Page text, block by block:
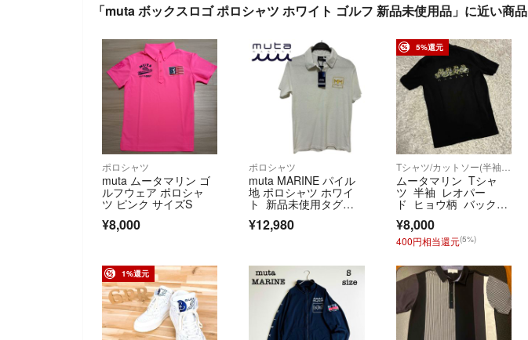
「muta ボックスロゴ ポロシャツ ホワイト ゴルフ 新品未使用品」に近い商品
ポロシャツ
muta ムータマリン ゴ
ルフウェア ポロシャ
ツ ピンク サイズS
¥8,000
ポロシャツ
muta MARINE パイル
地 ポロシャツ ホワイ
ト 新品未使用タグ
付 タオル ムータマリ
ン 半袖 Sサイズ 白 T
¥12,980
5%還元
ムータマリン Tシャ
ツ 半袖 レオパー
ド ヒョウ柄 バックロ
ゴ ブラック 6
¥8,000
400円相当還元(5%)
1%還元